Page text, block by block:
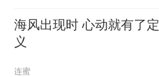
海风出现时 心动就有了定
义
连蜜